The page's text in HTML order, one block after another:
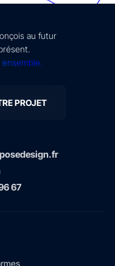
au futur
PROJET
67